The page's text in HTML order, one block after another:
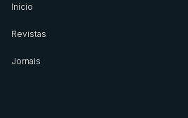
Início
Revistas
Jornais